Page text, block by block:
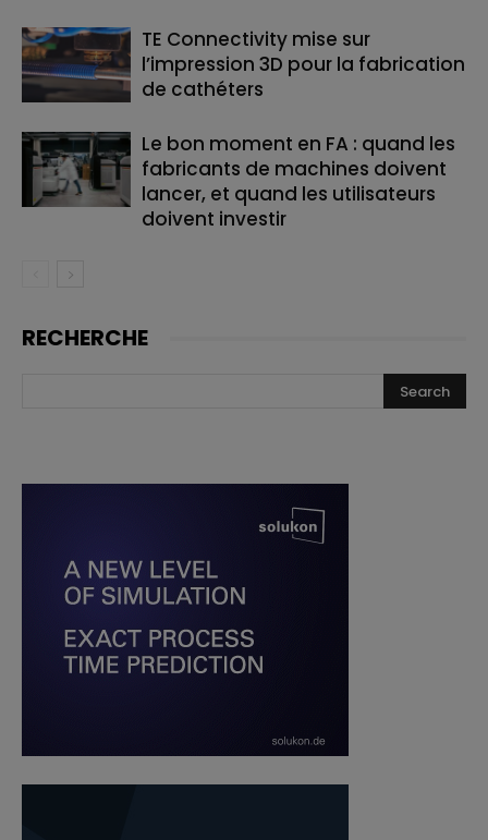
TE Connectivity mise sur
l’impression 3D pour la fabrication
de cathéters
Le bon moment en FA : quand les
fabricants de machines doivent
lancer, et quand les utilisateurs
doivent investir
RECHERCHE